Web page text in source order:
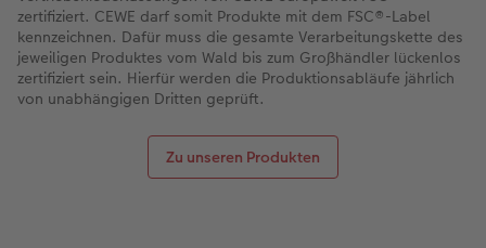
Anleitungen & Hilfe
Inspiration
Neuheiten
Neuheiten
CEWE myPhotos
Neuheiten
CEWE myPhotos
Neuheiten
zertifiziert. CEWE darf somit Produkte mit dem FSC®-Label
kennzeichnen. Dafür muss die gesamte Verarbeitungskette des
jeweiligen Produktes vom Wald bis zum Großhändler lückenlos
zertifiziert sein. Hierfür werden die Produktionsabläufe jährlich
von unabhängigen Dritten geprüft.
Zu unseren Produkten